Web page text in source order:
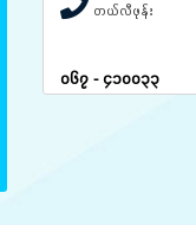
တယ်လီဖုန်း
၀၆၇ - ၄၁၀၀၃၃